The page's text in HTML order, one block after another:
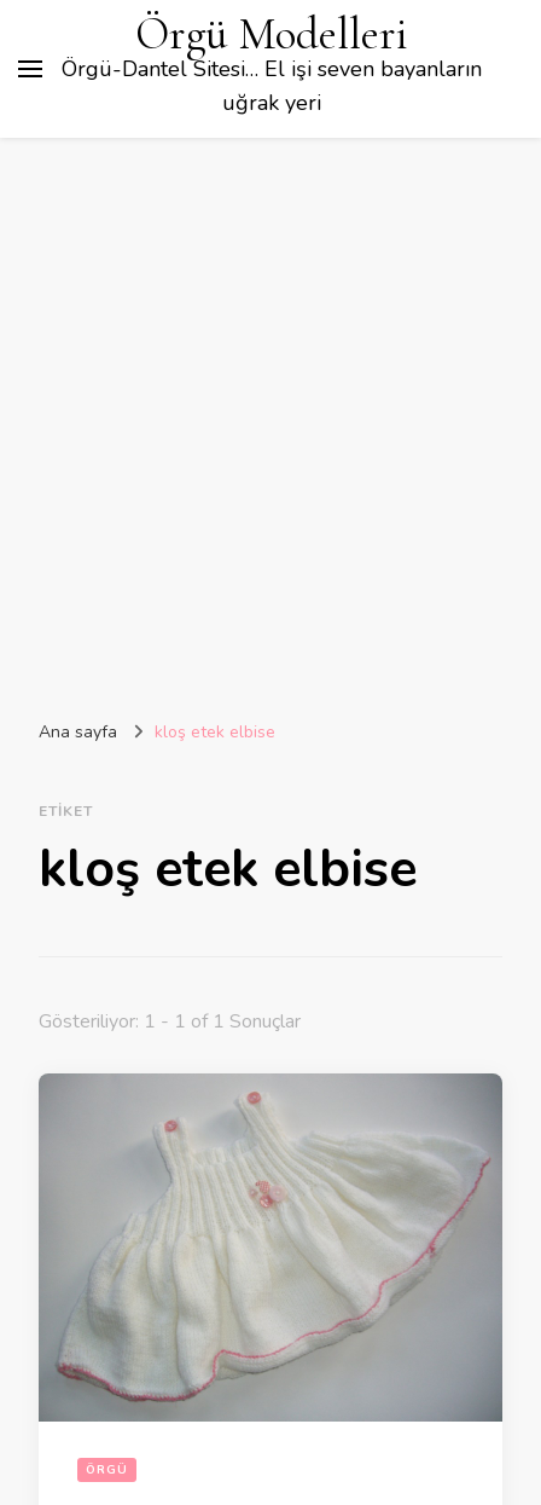
Örgü Modelleri
Örgü-Dantel Sitesi… El işi seven bayanların
uğrak yeri
Ana sayfa kloş etek elbise
ETIKET
kloş etek elbise
Gösteriliyor: 1 - 1 of 1 Sonuçlar
ÖRGÜ